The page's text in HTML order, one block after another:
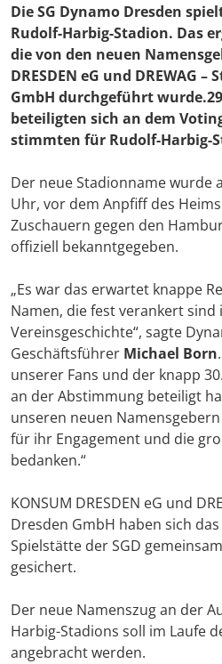
Die SG Dynamo Dresden
Rudolf-Harbig-Stadion. Das
die von den neuen
DRESDEN eG und DREWAG
GmbH durchgeführt
beteiligten sich an dem
stimmten für Rudolf-Harbig-
Der neue Stadionname wurde
Uhr, vor dem Anpfiff des
Zuschauern gegen den
offiziell bekanntgegeben.
„Es war das erwartet knappe
Namen, die fest verankert sind
Vereinsgeschichte“, sagte
Geschäftsführer Michael Born
unserer Fans und der knapp
an der Abstimmung beteiligt
unseren neuen Namensgebern
für ihr Engagement und die
bedanken.“
KONSUM DRESDEN eG und
Dresden GmbH haben sich
Spielstätte der SGD
gesichert.
Der neue Namenszug an der
Harbig-Stadions soll im Laufe
angebracht werden.